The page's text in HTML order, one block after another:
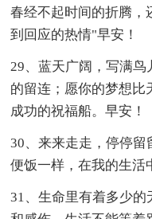
春经不起时间的折腾，
到回应的热情"早安！
29、蓝天广阔，写满
的留连；愿你的梦想比
成功的祝福船。早安！
30、来来走走，停停
便饭一样，在我的生活
31、生命里有着多少